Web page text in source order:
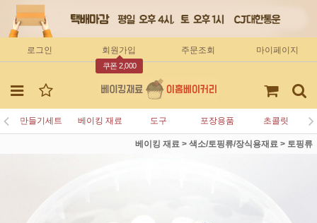
로그인 회원가입
쿠폰 2,000
주문조회 마이페이지
만들기세트 베이킹 재료 도구 포장용품 초콜릿
베이킹 재료 > 색소/토핑류/장식용재료 > 토핑류